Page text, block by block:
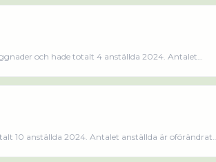
och hade totalt 4 anställda 2024. Antalet
10 anställda 2024. Antalet anställda är oförändrat